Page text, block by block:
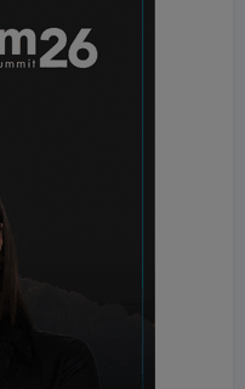
im Real Estate Team
liegt im
finde ich die
Rechtsbereich
öffentlich-rechtlichen
anwaltlichen